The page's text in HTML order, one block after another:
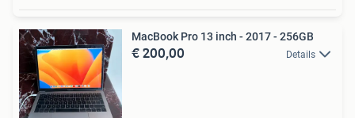
MacBook Pro 13 inch - 2017 - 256GB
€ 200,00 Details